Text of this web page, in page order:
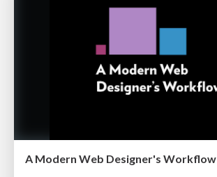
A Modern Web Designer's Workflow